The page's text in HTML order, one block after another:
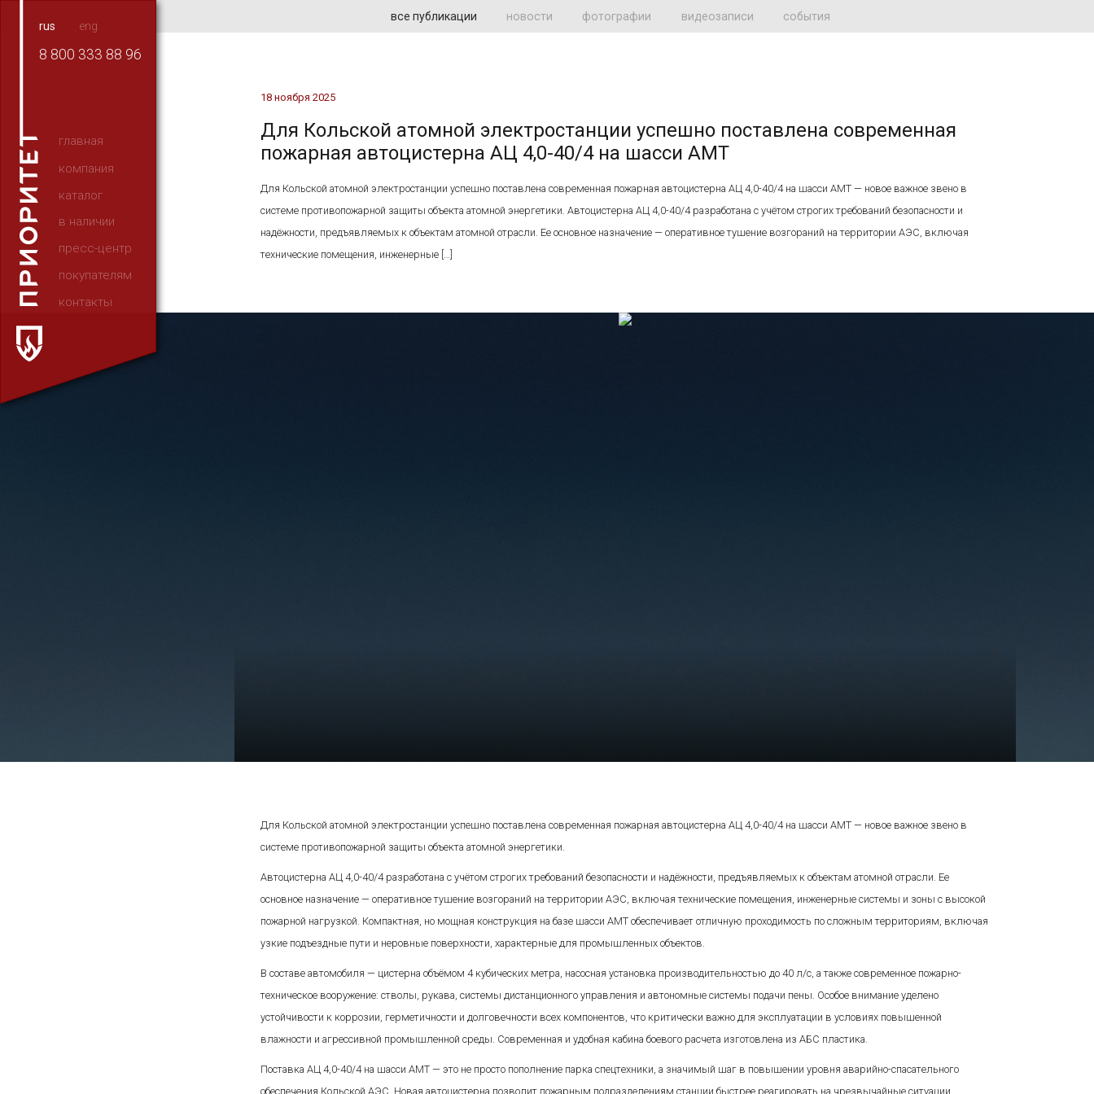
rus eng
8 800 333 88 96
главная
компания
каталог
в наличии
пресс-центр
покупателям
контакты
все публикации новости фотографии видеозаписи события
18 ноября 2025
Для Кольской атомной электростанции успешно поставлена современная
пожарная автоцистерна АЦ 4,0-40/4 на шасси АМТ
Для Кольской атомной электростанции успешно поставлена современная пожарная автоцистерна АЦ 4,0-40/4 на шасси АМТ — новое важное звено в
системе противопожарной защиты объекта атомной энергетики. Автоцистерна АЦ 4,0-40/4 разработана с учётом строгих требований безопасности и
надёжности, предъявляемых к объектам атомной отрасли. Ее основное назначение — оперативное тушение возгораний на территории АЭС, включая
технические помещения, инженерные […]
Для Кольской атомной электростанции успешно поставлена современная пожарная автоцистерна АЦ 4,0-40/4 на шасси АМТ — новое важное звено в
системе противопожарной защиты объекта атомной энергетики.
Автоцистерна АЦ 4,0-40/4 разработана с учётом строгих требований безопасности и надёжности, предъявляемых к объектам атомной отрасли. Ее
основное назначение — оперативное тушение возгораний на территории АЭС, включая технические помещения, инженерные системы и зоны с высокой
пожарной нагрузкой. Компактная, но мощная конструкция на базе шасси АМТ обеспечивает отличную проходимость по сложным территориям, включая
узкие подъездные пути и неровные поверхности, характерные для промышленных объектов.
В составе автомобиля — цистерна объёмом 4 кубических метра, насосная установка производительностью до 40 л/с, а также современное пожарно-
техническое вооружение: стволы, рукава, системы дистанционного управления и автономные системы подачи пены. Особое внимание уделено
устойчивости к коррозии, герметичности и долговечности всех компонентов, что критически важно для эксплуатации в условиях повышенной
влажности и агрессивной промышленной среды. Современная и удобная кабина боевого расчета изготовлена из АБС пластика.
Поставка АЦ 4,0-40/4 на шасси АМТ — это не просто пополнение парка спецтехники, а значимый шаг в повышении уровня аварийно-спасательного
обеспечения Кольской АЭС. Новая автоцистерна позволит пожарным подразделениям станции быстрее реагировать на чрезвычайные ситуации,